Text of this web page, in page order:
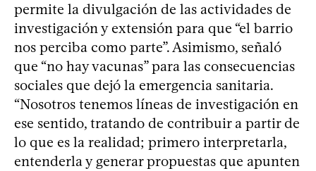
permite la divulgación de las actividades de
investigación y extensión para que “el barrio
nos perciba como parte”. Asimismo, señaló
que “no hay vacunas” para las consecuencias
sociales que dejó la emergencia sanitaria.
“Nosotros tenemos líneas de investigación en
ese sentido, tratando de contribuir a partir de
lo que es la realidad; primero interpretarla,
entenderla y generar propuestas que apunten